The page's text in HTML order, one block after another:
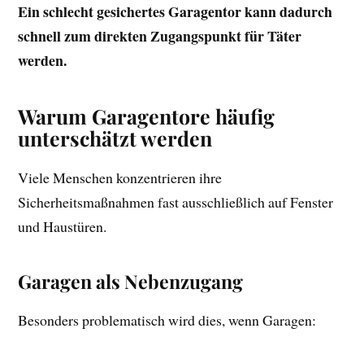
Ein schlecht gesichertes Garagentor kann dadurch
schnell zum direkten Zugangspunkt für Täter
werden.
Warum Garagentore häufig
unterschätzt werden
Viele Menschen konzentrieren ihre
Sicherheitsmaßnahmen fast ausschließlich auf Fenster
und Haustüren.
Garagen als Nebenzugang
Besonders problematisch wird dies, wenn Garagen: